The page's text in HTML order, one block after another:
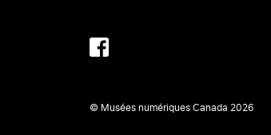
© Musées numériques Canada 2026